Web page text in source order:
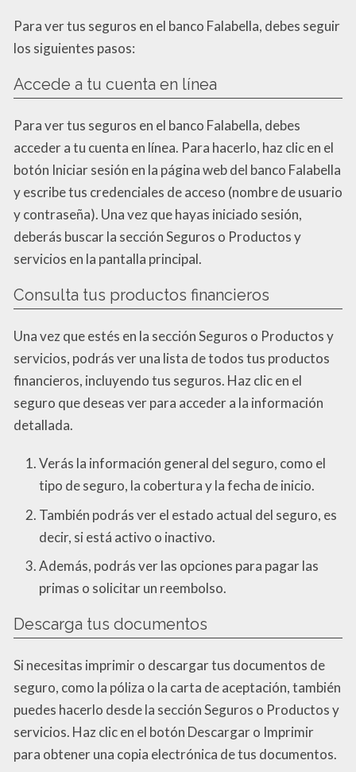
Para ver tus seguros en el banco Falabella, debes seguir
los siguientes pasos:
Accede a tu cuenta en línea
Para ver tus seguros en el banco Falabella, debes
acceder a tu cuenta en línea. Para hacerlo, haz clic en el
botón Iniciar sesión en la página web del banco Falabella
y escribe tus credenciales de acceso (nombre de usuario
y contraseña). Una vez que hayas iniciado sesión,
deberás buscar la sección Seguros o Productos y
servicios en la pantalla principal.
Consulta tus productos financieros
Una vez que estés en la sección Seguros o Productos y
servicios, podrás ver una lista de todos tus productos
financieros, incluyendo tus seguros. Haz clic en el
seguro que deseas ver para acceder a la información
detallada.
Verás la información general del seguro, como el
tipo de seguro, la cobertura y la fecha de inicio.
También podrás ver el estado actual del seguro, es
decir, si está activo o inactivo.
Además, podrás ver las opciones para pagar las
primas o solicitar un reembolso.
Descarga tus documentos
Si necesitas imprimir o descargar tus documentos de
seguro, como la póliza o la carta de aceptación, también
puedes hacerlo desde la sección Seguros o Productos y
servicios. Haz clic en el botón Descargar o Imprimir
para obtener una copia electrónica de tus documentos.